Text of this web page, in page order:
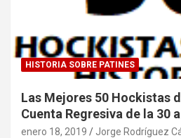
HISTORIA SOBRE PATINES
Las Mejores 50 Hockistas
Cuenta Regresiva de la 30
enero 18, 2019 Jorge Rodríguez